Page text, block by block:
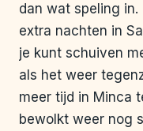
dan wat speling
extra nachten in
je kunt schuiven
als het weer
meer tijd in Minca
bewolkt weer nog